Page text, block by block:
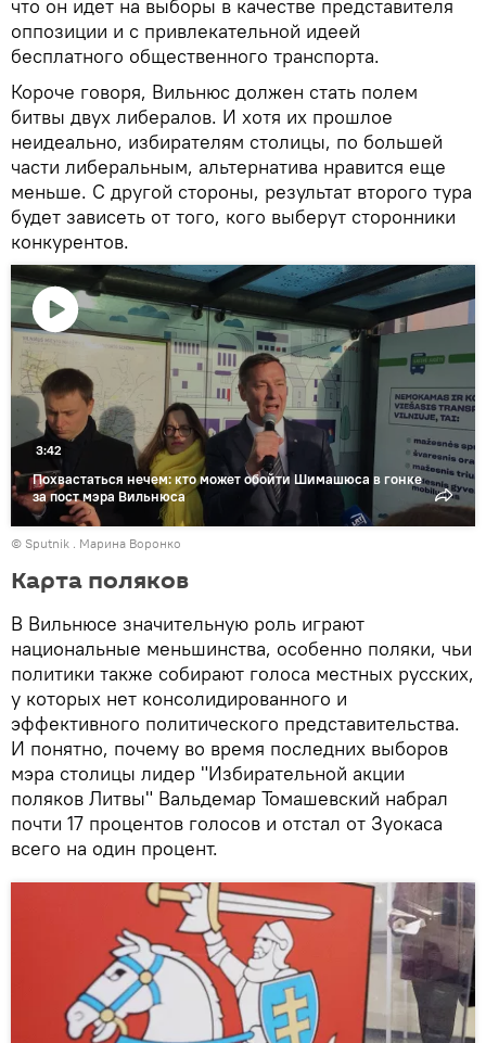
что он идет на выборы в качестве представителя
оппозиции и с привлекательной идеей
бесплатного общественного транспорта.
Короче говоря, Вильнюс должен стать полем
битвы двух либералов. И хотя их прошлое
неидеально, избирателям столицы, по большей
части либеральным, альтернатива нравится еще
меньше. С другой стороны, результат второго тура
будет зависеть от того, кого выберут сторонники
конкурентов.
Воспроизвести
видео
Похвастаться нечем: кто может обойти Шимашюса в гонке
за пост мэра Вильнюса
3:42
© Sputnik . Марина Воронко
Карта поляков
В Вильнюсе значительную роль играют
национальные меньшинства, особенно поляки, чьи
политики также собирают голоса местных русских,
у которых нет консолидированного и
эффективного политического представительства.
И понятно, почему во время последних выборов
мэра столицы лидер "Избирательной акции
поляков Литвы" Вальдемар Томашевский набрал
почти 17 процентов голосов и отстал от Зуокаса
всего на один процент.